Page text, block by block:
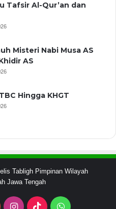
Tafsir Al-Qur’an dan
Misteri Nabi Musa AS
AS
Hingga KHGT
Tabligh Pimpinan Wilayah
Jawa Tengah
YouTubeInstagram
TikTokWhatsApp